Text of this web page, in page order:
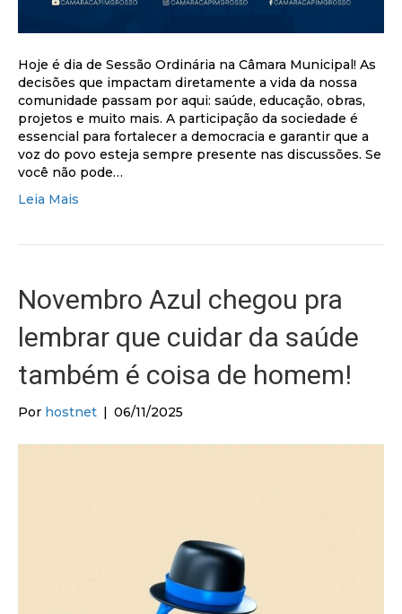
Hoje é dia de Sessão Ordinária na Câmara Municipal! As
decisões que impactam diretamente a vida da nossa
comunidade passam por aqui: saúde, educação, obras,
projetos e muito mais. A participação da sociedade é
essencial para fortalecer a democracia e garantir que a
voz do povo esteja sempre presente nas discussões. Se
você não pode…
Leia Mais
Novembro Azul chegou pra
lembrar que cuidar da saúde
também é coisa de homem!
Por hostnet | 06/11/2025